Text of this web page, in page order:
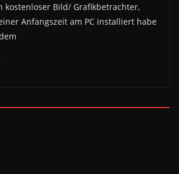
kostenloser Bild/ Grafikbetrachter,
Anfangszeit am PC installiert habe